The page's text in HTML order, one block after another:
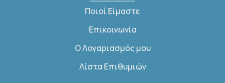
Ποιοί Είμαστε
Επικοινωνία
Ο Λογαριασμός μου
Λίστα Επιθυμιών